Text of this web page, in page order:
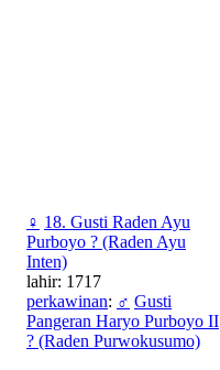
♀ 18. Gusti Raden Ayu
Purboyo ? (Raden Ayu
Inten)
lahir: 1717
perkawinan: ♂ Gusti
Pangeran Haryo Purboyo II
? (Raden Purwokusumo)